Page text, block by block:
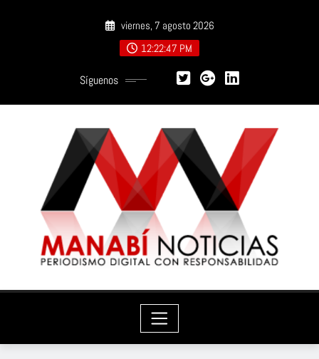
viernes, 7 agosto 2026
12:22:48 PM
Síguenos